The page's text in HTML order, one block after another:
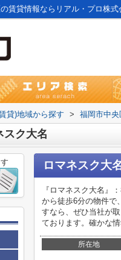
賃貸情報ならリアル・プロ株式
貸)地域から探す > 福岡市中央
スク大名
ロマネスク大
『ロマネスク大名』
から徒歩6分の物件で
すなら、ぜひ当社が
ております。確かな
所在地